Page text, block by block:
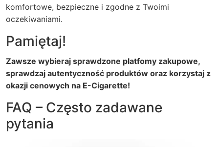
komfortowe, bezpieczne i zgodne z Twoimi
oczekiwaniami.
Pamiętaj!
Zawsze wybieraj sprawdzone platfomy zakupowe,
sprawdzaj autentyczność produktów oraz korzystaj z
okazji cenowych na E-Cigarette!
FAQ – Często zadawane
pytania